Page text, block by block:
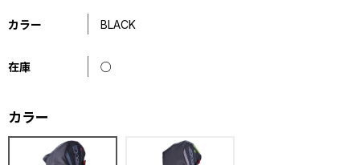
カラー BLACK
在庫 ○
カラー